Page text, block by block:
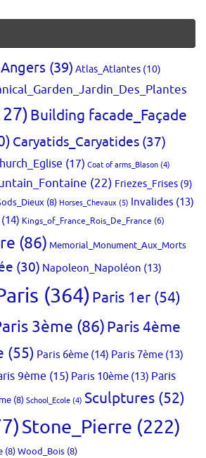
Angers (39) Atlas_Atlantes (10)
Building facade_Façade
Caryatids_Caryatides (37)
(17) Coat of arms_Blason (4)
(22) Friezes_Frises (9)
(8) Horses_Chevaux (5) Invalides (13)
(14) Kings_of_France_Rois_De_France (6)
(86) Memorial_Monument_Aux_Morts
(30) Napoleon_Napoléon (13)
(364)Paris 1er (54)
3ème (86)Paris 4ème
(55) Paris 6ème (14) Paris 7ème (13)
9ème (15) Paris 10ème (13) Paris
(8) School_Ecole (4) Sculptures (52)
Stone_Pierre (222)
(8)Wood_Bois (8)